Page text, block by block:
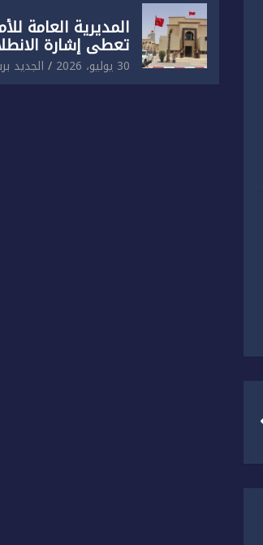
المديرية العامة
تعطي إشارة
بالمقر الجديد للدائرة
للشرطة بولاية أمن
30 يوليو، 2026 الجديد